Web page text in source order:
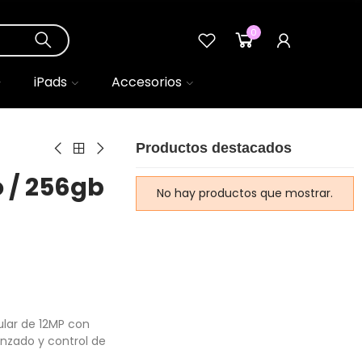
0
iPads Accesorios
/ 256gb
de 12MP con
y control de
Productos destacados
No hay productos que mostrar.